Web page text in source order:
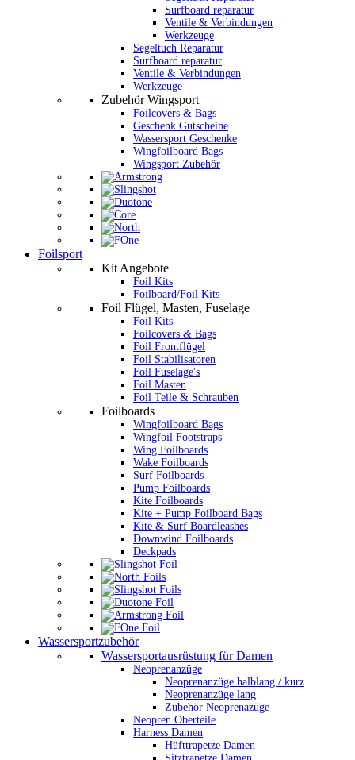
Surfboard reparatur
Ventile & Verbindungen
Werkzeuge
Segeltuch Reparatur
Surfboard reparatur
Ventile & Verbindungen
Werkzeuge
Zubehör Wingsport
Foilcovers & Bags
Geschenk Gutscheine
Wassersport Geschenke
Wingfoilboard Bags
Wingsport Zubehör
Foilsport
Kit Angebote
Foil Kits
Foilboard/Foil Kits
Foil Flügel, Masten, Fuselage
Foil Kits
Foilcovers & Bags
Foil Frontflügel
Foil Stabilisatoren
Foil Fuselage's
Foil Masten
Foil Teile & Schrauben
Foilboards
Wingfoilboard Bags
Wingfoil Footstraps
Wing Foilboards
Wake Foilboards
Surf Foilboards
Pump Foilboards
Kite Foilboards
Kite + Pump Foilboard Bags
Kite & Surf Boardleashes
Downwind Foilboards
Deckpads
Wassersportzubehör
Wassersportausrüstung für Damen
Neoprenanzüge
Neoprenanzüge halblang / kurz
Neoprenanzüge lang
Zubehör Neoprenazüge
Neopren Oberteile
Harness Damen
Hüfttrapetze Damen